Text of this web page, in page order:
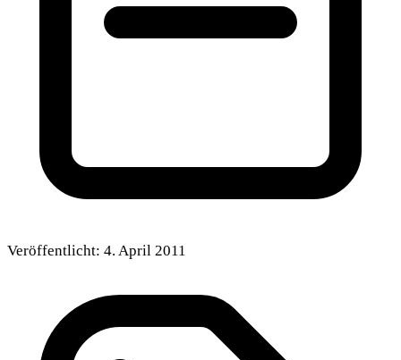
Veröffentlicht: 4. April 2011